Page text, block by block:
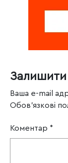
Залишити
Ваша e-mail
Обов’язкові
Коментар *